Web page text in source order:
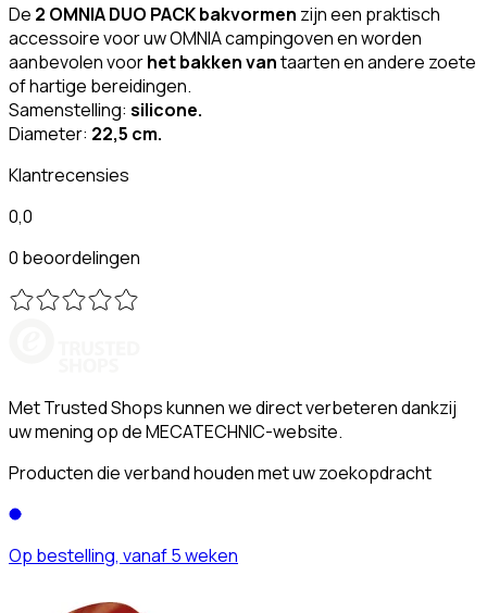
De 2 OMNIADUO PACK bakvormen zijn een praktisch
accessoire voor uw OMNIA campingoven en worden
aanbevolen voorhet bakken vantaarten en andere zoete
of hartige bereidingen.
Samenstelling: silicone.
Diameter: 22,5 cm.
Klantrecensies
0,0
0 beoordelingen
Met Trusted Shops kunnen we direct verbeteren dankzij
uw mening op de MECATECHNIC-website.
Producten die verband houden met uw zoekopdracht
Op bestelling, vanaf 5 weken